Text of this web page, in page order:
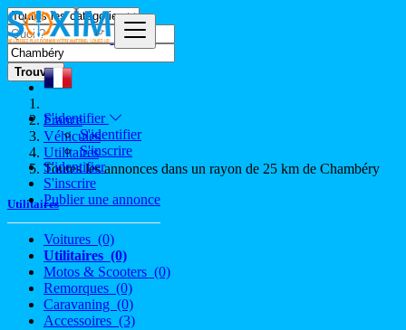
S'identifier
S'identifier
S'inscrire
S'identifier
S'inscrire
Publier une annonce
Trouver
France
Véhicules
Utilitaires
Toutes les annonces dans un rayon de 25 km de Chambéry
Utilitaires
Voitures (0)
Utilitaires (0)
Motos & Scooters (0)
Remorques (0)
Caravaning (0)
Accessoires (3)